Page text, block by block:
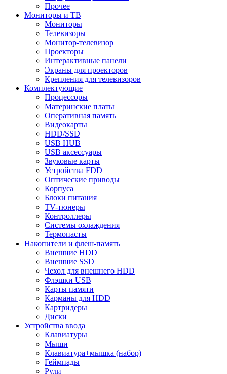
Прочее
Мониторы и ТВ
Мониторы
Телевизоры
Монитор-телевизор
Проекторы
Интерактивные панели
Экраны для проекторов
Крепления для телевизоров
Комплектующие
Процессоры
Материнские платы
Оперативная память
Видеокарты
HDD/SSD
USB HUB
USB аксессуары
Звуковые карты
Устройства FDD
Оптические приводы
Корпуса
Блоки питания
TV-тюнеры
Контроллеры
Системы охлаждения
Термопасты
Накопители и флеш-память
Внешние HDD
Внешние SSD
Чехол для внешнего HDD
Флэшки USB
Карты памяти
Карманы для HDD
Картридеры
Диски
Устройства ввода
Клавиатуры
Мыши
Клавиатура+мышка (набор)
Геймпады
Рули